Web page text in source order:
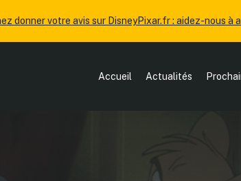
donner votre avis sur DisneyPixar.fr : aidez-nous à
Accueil Actualités